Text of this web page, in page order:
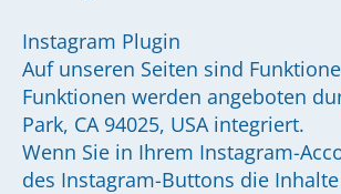
Instagram Plugin
Auf unseren Seiten sind
Funktionen werden angeboten
Park, CA 94025, USA integriert.
Wenn Sie in Ihrem Instagram-
des Instagram-Buttons die